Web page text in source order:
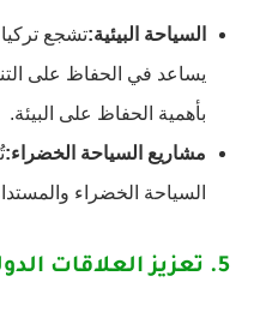
السياحة البيئية:تشجع تركيا
يساعد في الحفاظ على
بأهمية الحفاظ على البيئة.
مشاريع السياحة الخضراء:
السياحة الخضراء
5. تعزيز العلاقات